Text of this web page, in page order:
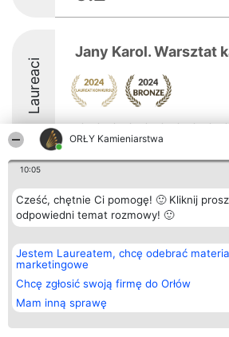
ORŁY Kamieniarstwa
10:05
Cześć, chętnie Ci pomogę! 🙂 Kliknij
odpowiedni temat rozmowy! 🙂
Jestem Laureatem, chcę odebrać
marketingowe
Chcę zgłosić swoją firmę do Orłów
Mam inną sprawę
Laureaci
Jany Karol. Warsztat
Organizator plebiscytu
Bright Side Solutions sp. z o.
o. sp. k.
ul. Ruska 22
KRS 0000749100 | Regon
381313360 | NIP 8943132676
+48 508 492 400
Plebiscyt
Laureaci
Lista
wszystkich
Zasady
Regulamin
Prywatności